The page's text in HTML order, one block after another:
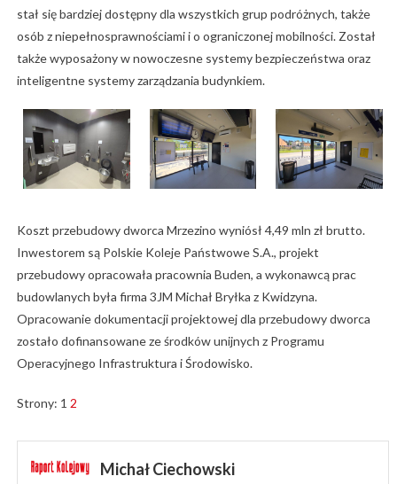
stał się bardziej dostępny dla wszystkich grup podróżnych, także
osób z niepełnosprawnościami i o ograniczonej mobilności. Został
także wyposażony w nowoczesne systemy bezpieczeństwa oraz
inteligentne systemy zarządzania budynkiem.
Koszt przebudowy dworca Mrzezino wyniósł 4,49 mln zł brutto.
Inwestorem są Polskie Koleje Państwowe S.A., projekt
przebudowy opracowała pracownia Buden, a wykonawcą prac
budowlanych była firma 3JM Michał Bryłka z Kwidzyna.
Opracowanie dokumentacji projektowej dla przebudowy dworca
zostało dofinansowane ze środków unijnych z Programu
Operacyjnego Infrastruktura i Środowisko.
Strony: 1 2
Michał Ciechowski